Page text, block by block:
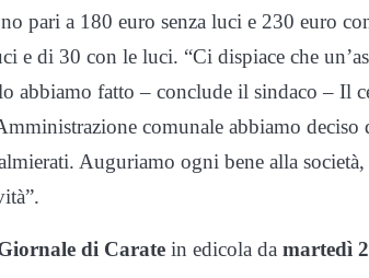
pari a 180 euro senza luci e 230 euro
e di 30 con le luci. “Ci dispiace che
abbiamo fatto – conclude il sindaco – Il
comunale abbiamo
Auguriamo ogni bene alla
di Carate in edicola da martedì